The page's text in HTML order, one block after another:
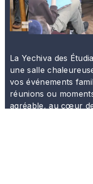
La Yechiva des
une salle
vos événements
réunions ou
agréable, au cœur